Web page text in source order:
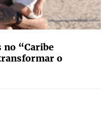
no “Caribe
o